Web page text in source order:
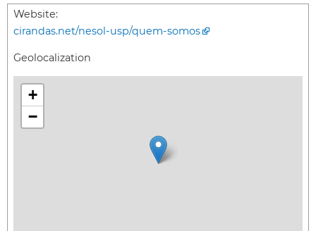
Website:
cirandas.net/nesol-usp/quem-somos
Geolocalization
+
−